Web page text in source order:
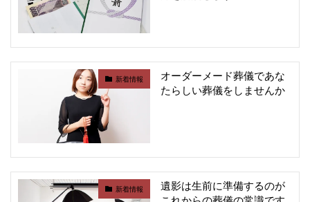
新着情報
オーダーメード葬儀であな
たらしい葬儀をしませんか
新着情報
遺影は生前に準備するのが